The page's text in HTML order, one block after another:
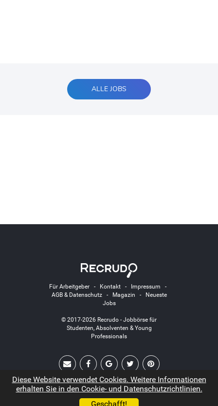
ALLE JOBS
Für Arbeitgeber- Kontakt- Impressum -
AGB & Datenschutz- Magazin -
Neueste
Jobs
© 2017-2026 Recrudo - Jobbörse für
Studenten, Absolventen & Young
Professionals
Diese Website verwendet Cookies. Weitere Informationen
erhalten Sie in den Cookie- und Datenschutzrichtlinien.
Geschafft!